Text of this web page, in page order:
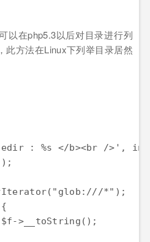
以在php5.3以后对目录进行列
此方法在Linux下列举目录居然
: %s </b><br />',
*");
>__toString();